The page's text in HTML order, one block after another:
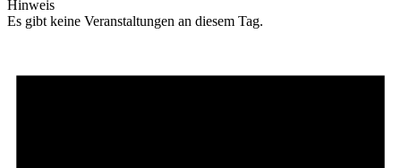
Hinweis
Es gibt keine Veranstaltungen an diesem Tag.